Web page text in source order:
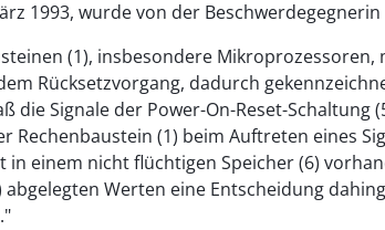
1993, wurde von der
(1), insbesondere
Rücksetzvorgang, dadurch
die Signale der Power-On-Reset-
Rechenbaustein (1) beim Auftreten eines
in einem nicht flüchtigen Speicher (6)
Werten eine Entscheidung